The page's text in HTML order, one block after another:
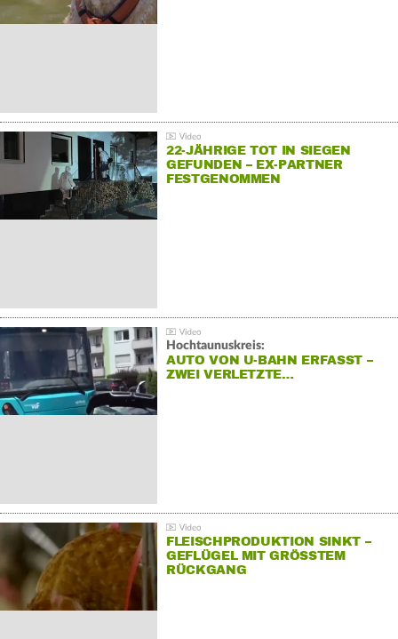
22-JÄHRIGE TOT IN SIEGEN
GEFUNDEN – EX-PARTNER
FESTGENOMMEN
Hochtaunuskreis:
AUTO VON U-BAHN ERFASST –
ZWEI VERLETZTE…
FLEISCHPRODUKTION SINKT –
GEFLÜGEL MIT GRÖSSTEM R
ÜCKGANG